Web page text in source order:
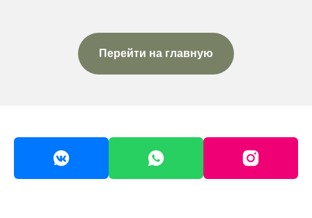
Перейти на главную